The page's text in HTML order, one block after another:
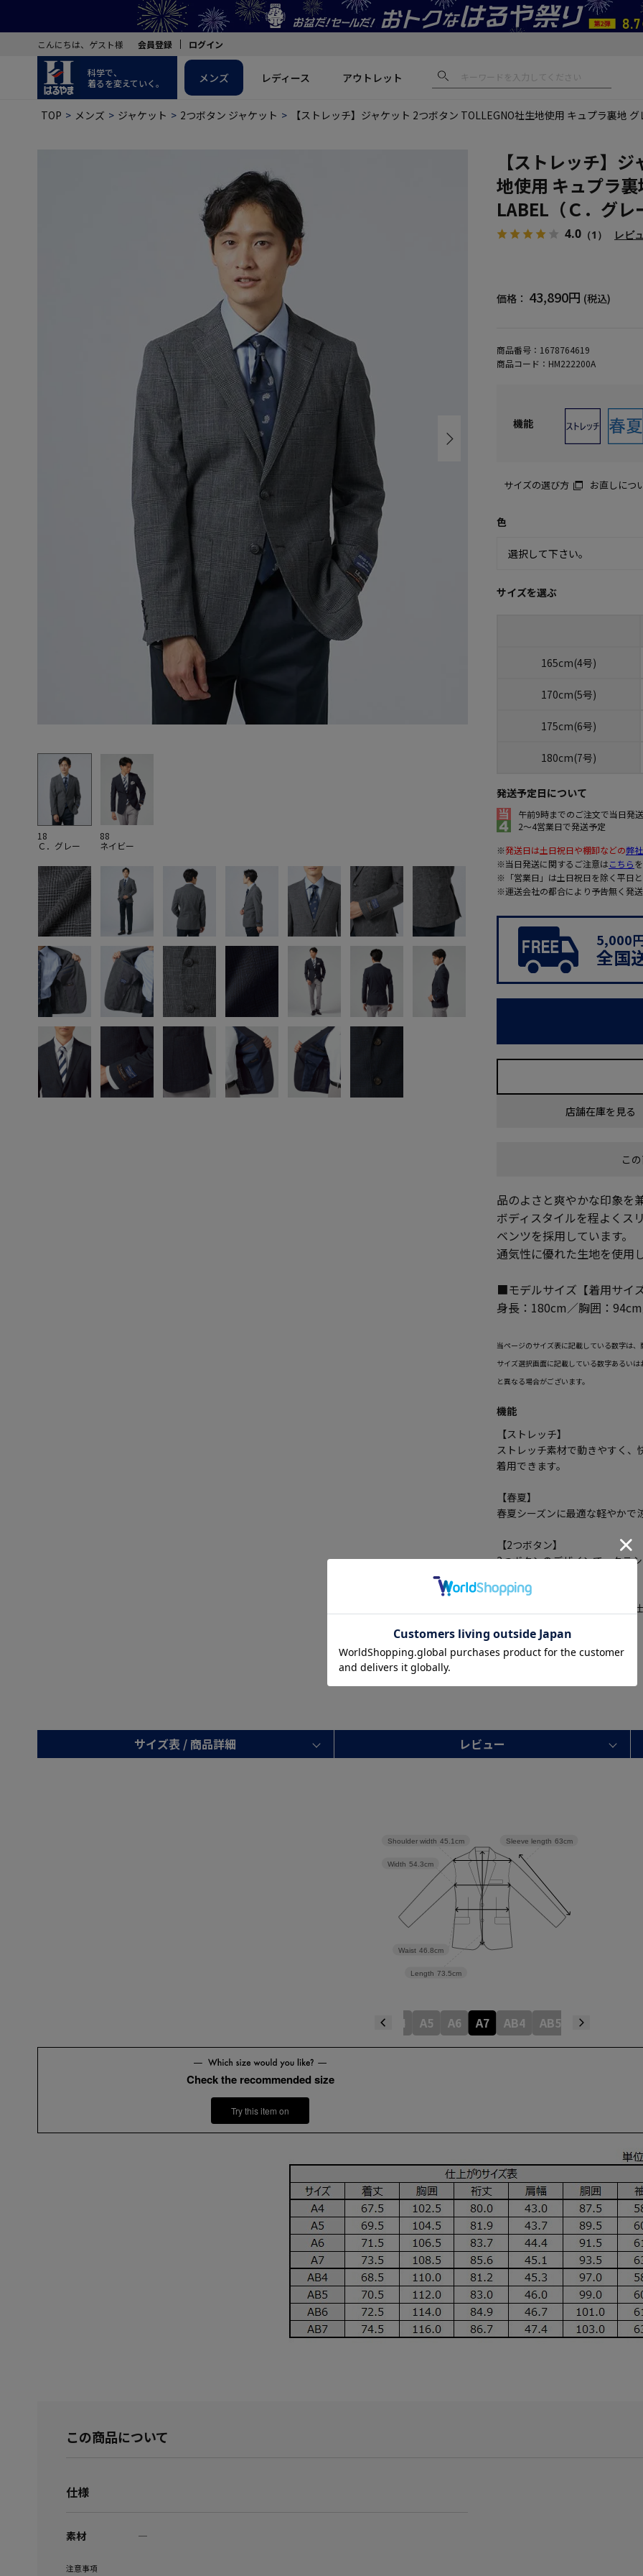
こんにちは、ゲスト様 会員登録 ログイン
科学で、
着るを変えていく。
メンズ レディース アウトレット
TOP メンズ ジャケット 2つボタン ジャケット 【ストレッチ】ジャケット 2つボタン TOLLEGNO社生地使用 キュプラ裏地
18
Ｃ．グレー
88
ネイビー
【ストレッチ】
地使用 キュプラ
LABEL（Ｃ．グレ
4.0 （1） レビ
価格： 43,890円 (税込)
商品番号： 1678764619
商品コード： HM222200A
機能
サイズの選び方 お直しにつ
色
サイズを選ぶ
165cm(4号)
170cm(5号)
175cm(6号)
180cm(7号)
発送予定日について
午前9時までのご注文で当日発送
2～4営業日で発送予定
※発送日は土日祝日や棚卸などの弊
※当日発送に関するご注意はこちら
※「営業日」は土日祝日を除く平日
※運送会社の都合により予告無く発
5,000
全国
店舗在庫を見る
こ
品のよさと爽やかな印象を
ボディスタイルを程よくス
ベンツを採用しています。
通気性に優れた生地を使用
■モデルサイズ【着用サイズ
身長：180cm／胸囲：
当ページのサイズ表に記載している数字は、
サイズ選択画面に記載している数字あるい
と異なる場合がございます。
機能
【ストレッチ】
ストレッチ素材で動きやすく、
着用できます。
【春夏】
春夏シーズンに最適な軽やかで
【2つボタン】
2つボタンのデザインで、クラ
【サイドベンツ】
切り込みが2本のサイドベンツ
サイズ表 / 商品詳細 レビュー
Sleeve length 63cm
Length 73.5cm
Waist 46.8cm
Width 54.3cm
Shoulder width 45.1cm
A4 A5 A6 A7 AB4 AB5 AB6
Check the recommended size
Try this item on
この商品について
仕様
素材 ―
注意事項